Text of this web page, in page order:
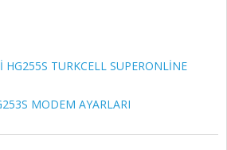
HG255S TURKCELL SUPERONLİNE
MODEM AYARLARI